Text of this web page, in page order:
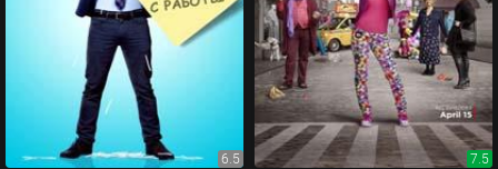
6.5 7.5
7.5